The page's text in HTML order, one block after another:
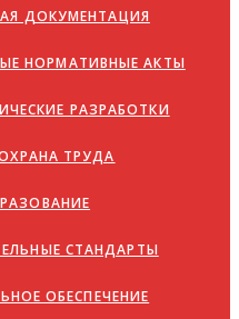
ДОКУМЕНТАЦИЯ
НОРМАТИВНЫЕ АКТЫ
РАЗРАБОТКИ
ТРУДА
СТАНДАРТЫ
ОБЕСПЕЧЕНИЕ